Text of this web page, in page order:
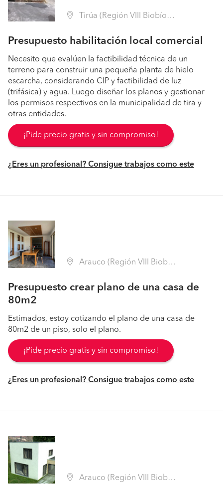
Tirúa (Región VIII Biobío - Arauco)
Presupuesto habilitación local comercial
Necesito que evalúen la factibilidad técnica de un
terreno para construir una pequeña planta de hielo
escarcha, considerando CIP y factibilidad de luz
(trifásica) y agua. Luego diseñar los planos y gestionar
los permisos respectivos en la municipalidad de tira y
otras entidades.
¡Pide precio gratis y sin compromiso!
¿Eres un profesional? Consigue trabajos como este
Arauco (Región VIII Biobío - Arauco)
Presupuesto crear plano de una casa de
80m2
Estimados, estoy cotizando el plano de una casa de
80m2 de un piso, solo el plano.
¡Pide precio gratis y sin compromiso!
¿Eres un profesional? Consigue trabajos como este
Arauco (Región VIII Biobío - Arauco)